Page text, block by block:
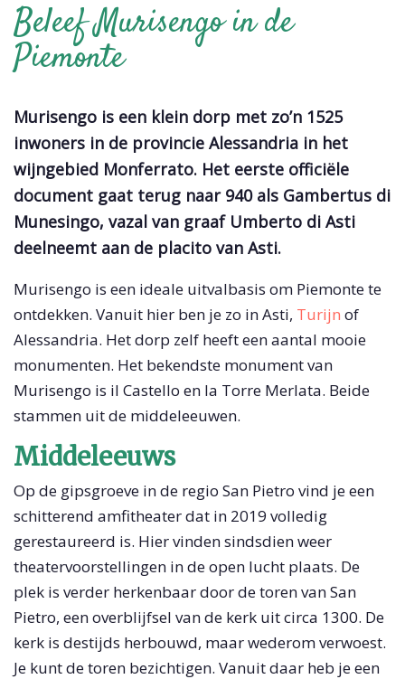
Beleef Murisengo in de
Piemonte
Murisengo is een klein dorp met zo’n 1525
inwoners in de provincie Alessandria in het
wijngebied Monferrato. Het eerste officiële
document gaat terug naar 940 als Gambertus di
Munesingo, vazal van graaf Umberto di Asti
deelneemt aan de placito van Asti.
Murisengo is een ideale uitvalbasis om Piemonte te
ontdekken. Vanuit hier ben je zo in Asti, Turijn of
Alessandria. Het dorp zelf heeft een aantal mooie
monumenten. Het bekendste monument van
Murisengo is il Castello en la Torre Merlata. Beide
stammen uit de middeleeuwen.
Middeleeuws
Op de gipsgroeve in de regio San Pietro vind je een
schitterend amfitheater dat in 2019 volledig
gerestaureerd is. Hier vinden sindsdien weer
theatervoorstellingen in de open lucht plaats. De
plek is verder herkenbaar door de toren van San
Pietro, een overblijfsel van de kerk uit circa 1300. De
kerk is destijds herbouwd, maar wederom verwoest.
Je kunt de toren bezichtigen. Vanuit daar heb je een